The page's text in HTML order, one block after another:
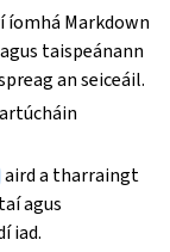
íomhá Markdown
taispeánann
an seiceáil.
aird a tharraingt
agus
iad.